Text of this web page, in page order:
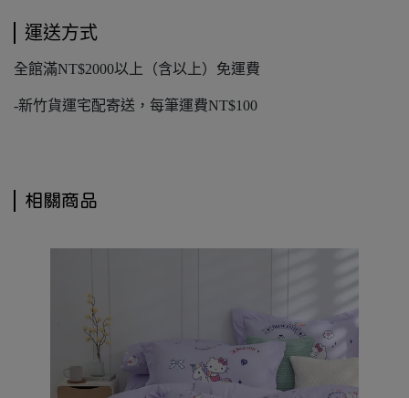
運送方式
全館滿NT$2000以上（含以上）免運費
-新竹貨運宅配寄送，每筆運費NT$100
相關商品